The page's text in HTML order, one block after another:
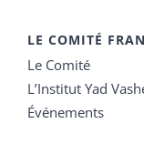
LE COMITÉ
Le Comité
L’Institut Yad
Événements